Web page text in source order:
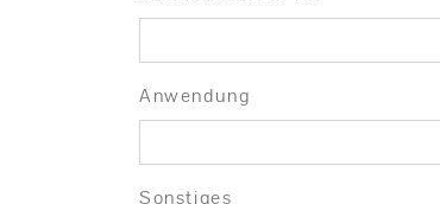
Anwendung
Sonstiges